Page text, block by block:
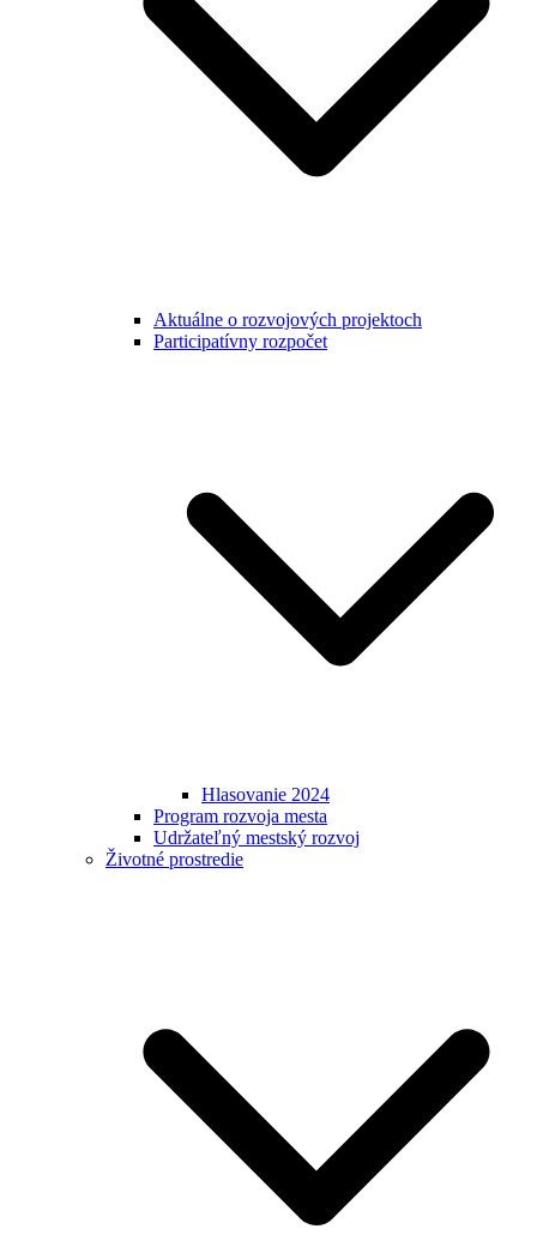
Aktuálne o rozvojových projektoch
Participatívny rozpočet
Hlasovanie 2024
Program rozvoja mesta
Udržateľný mestský rozvoj
Životné prostredie